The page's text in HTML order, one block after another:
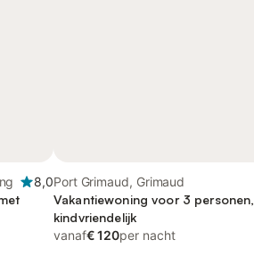
8,0Port Grimaud, Grimaud
Vakantiewoning voor 3 personen,
kindvriendelijk
vanaf€ 120per nacht